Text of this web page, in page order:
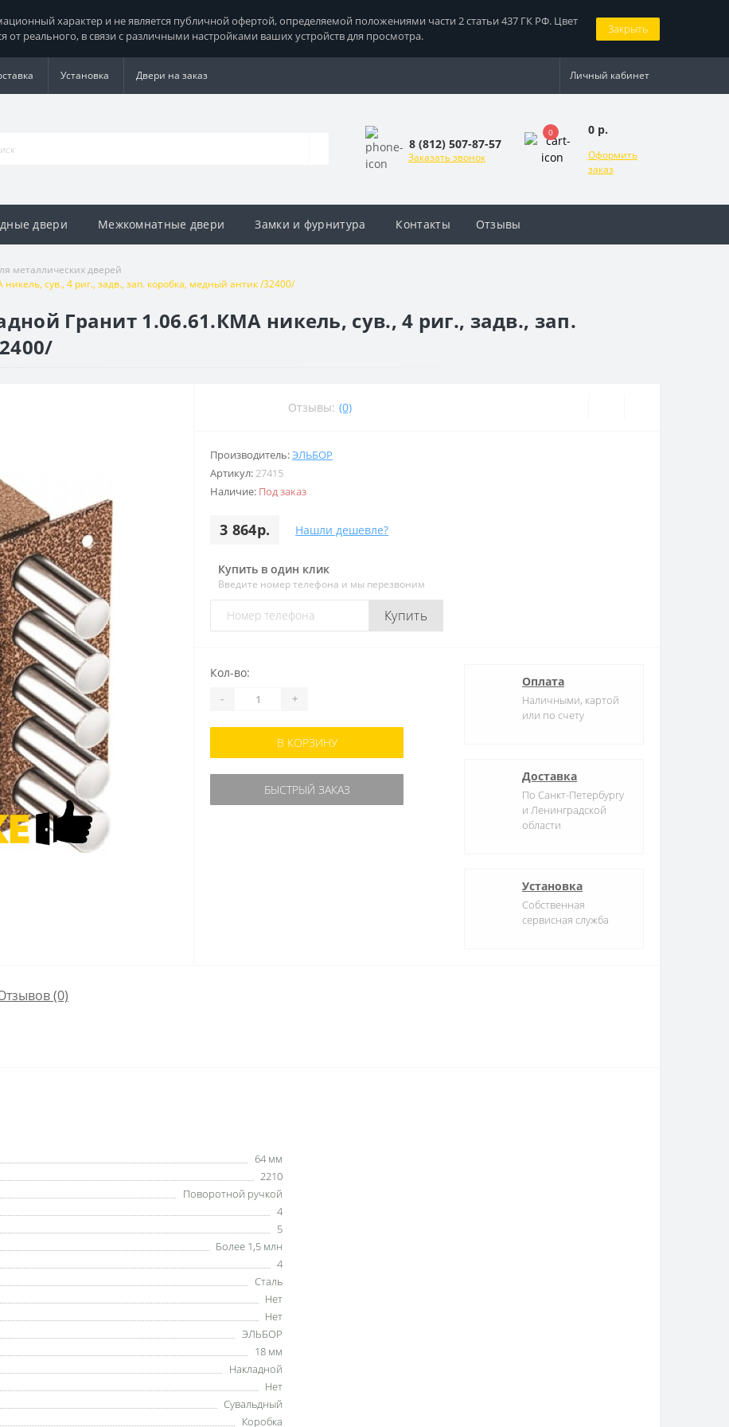
характер и не является публичной офертой, определяемой положениями части 2 статьи 437 ГК РФ. Цвет
от реального, в связи с различными настройками ваших устройств для просмотра.
Закрыть
Установка Двери на заказ Личный кабинет
8 (812) 507-87-57
Заказать звонок
0 0 р.
Оформить
заказ
двери Межкомнатные двери Замки и фурнитура Контакты Отзывы
металлических дверей
сув., 4 риг., задв., зап. коробка, медный антик /32400/
Гранит 1.06.61.КМА никель, сув., 4 риг., задв., зап.
Отзывы: (0)
Производитель:ЭЛЬБОР
Артикул: 27415
Наличие: Под заказ
3 864р. Нашли дешевле?
Купить в один клик
Введите номер телефона и мы перезвоним
Купить
Кол-во:
- +
В КОРЗИНУ
БЫСТРЫЙ ЗАКАЗ
Оплата
Наличными, картой
или по счету
Доставка
По Санкт-Петербургу
и Ленинградской
области
Установка
Собственная
сервисная служба
(0)
64 мм
2210
Поворотной ручкой
4
5
Более 1,5 млн
4
Сталь
Нет
Нет
ЭЛЬБОР
18 мм
Накладной
Нет
Сувальдный
Коробка